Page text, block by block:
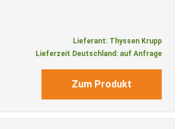
Lieferant: Thyssen Krupp
Lieferzeit Deutschland: auf Anfrage
Zum Produkt